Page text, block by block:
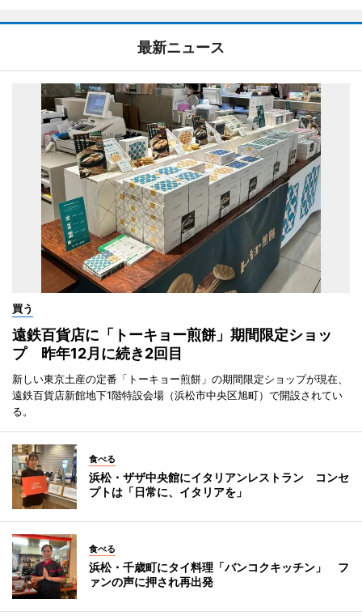
最新ニュース
買う
遠鉄百貨店に「トーキョー煎餅」期間限定ショッ
プ 昨年12月に続き2回目
新しい東京土産の定番「トーキョー煎餅」の期間限定ショップが現在、
遠鉄百貨店新館地下1階特設会場（浜松市中央区旭町）で開設されてい
る。
食べる
浜松・ザザ中央館にイタリアンレストラン コンセ
プトは「日常に、イタリアを」
食べる
浜松・千歳町にタイ料理「バンコクキッチン」 フ
ァンの声に押され再出発